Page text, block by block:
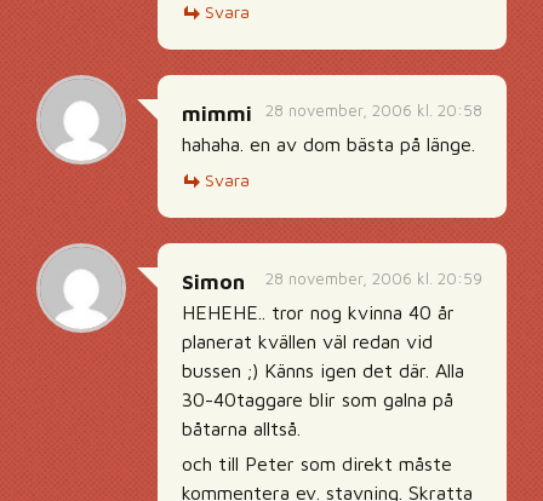
Svara
28 november, 2006 kl. 20:58
mimmi
hahaha. en av dom bästa på länge.
Svara
28 november, 2006 kl. 20:59
Simon
HEHEHE.. tror nog kvinna 40 år
planerat kvällen väl redan vid
bussen ;) Känns igen det där. Alla
30-40taggare blir som galna på
båtarna alltså.
och till Peter som direkt måste
kommentera ev. stavning. Skratta